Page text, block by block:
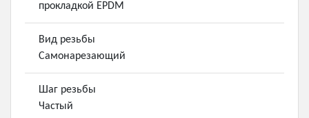
прокладкой EPDM
Вид резьбы
Самонарезающий
Шаг резьбы
Частый